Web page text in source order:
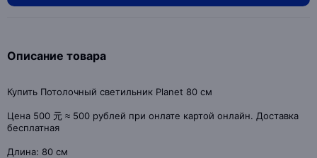
Описание товара
Купить Потолочный светильник Planet 80 см
Цена 500 元 ≈ 500 рублей при онлате картой онлайн. Доставка
бесплатная
Длина: 80 см